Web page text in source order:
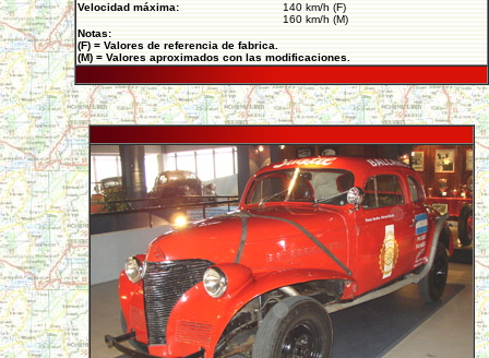
Velocidad máxima:
140 km/h (F)
160 km/h (M)
Notas:
(F) = Valores de referencia de fabrica.
(M) = Valores aproximados con las modificaciones.